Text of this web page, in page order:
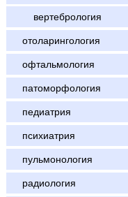
вертебрология
отоларингология
офтальмология
патоморфология
педиатрия
психиатрия
пульмонология
радиология